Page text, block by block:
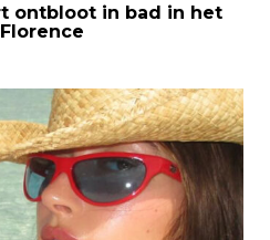
ontbloot in bad in het